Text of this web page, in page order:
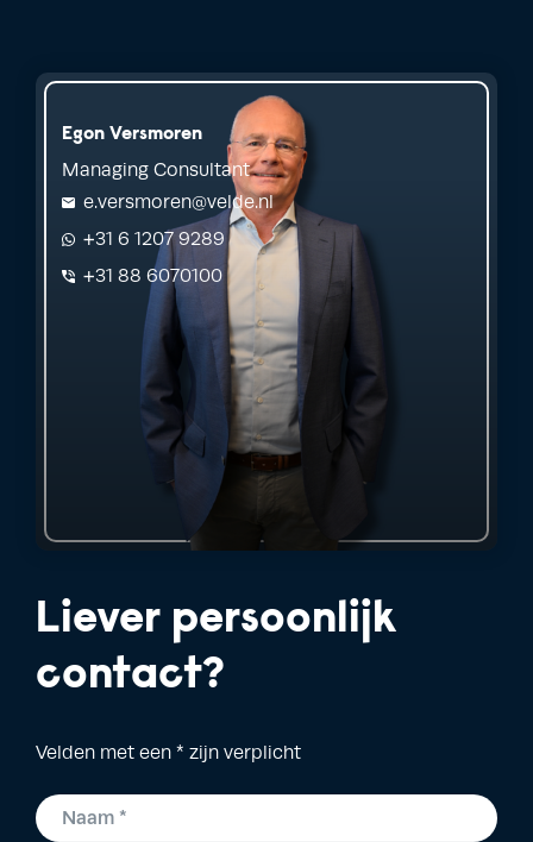
Egon Versmoren
Managing Consultant
e.versmoren@velde.nl
+31 6 1207 9289
+31 88 6070100
Liever persoonlijk
contact?
Velden met een * zijn verplicht